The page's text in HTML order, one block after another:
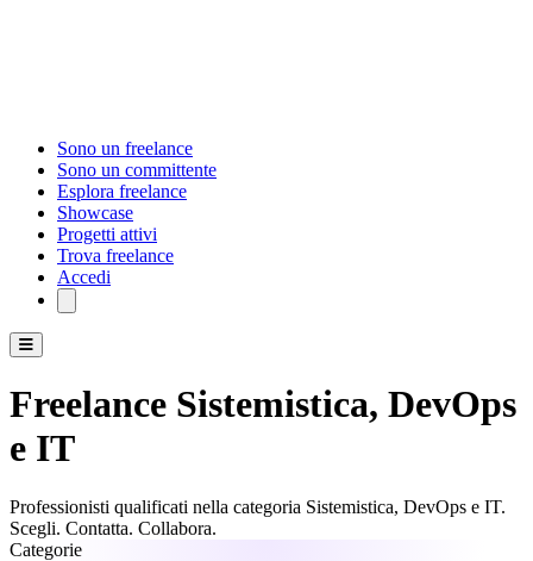
Sono un freelance
Sono un committente
Esplora freelance
Showcase
Progetti attivi
Trova freelance
Accedi
Freelance Sistemistica, DevOps
e IT
Professionisti qualificati nella categoria Sistemistica, DevOps e IT.
Scegli. Contatta. Collabora.
Categorie